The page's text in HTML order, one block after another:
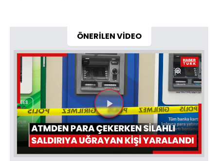
ÖNERİLEN VİDEO
Videoyu
Oynat